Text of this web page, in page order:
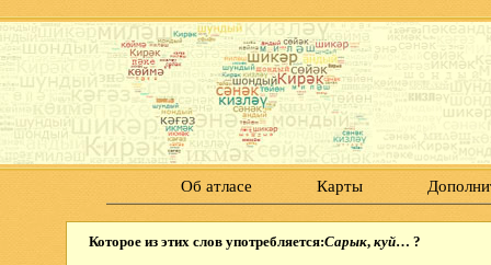
Об атласе Карты
Которое из этих слов употребляется:Сарык, куй… ?